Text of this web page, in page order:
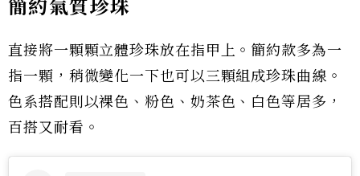
簡約氣質珍珠
直接將一顆顆立體珍珠放在指甲上。簡約款多為一
指一顆，稍微變化一下也可以三顆組成珍珠曲線。
色系搭配則以裸色、粉色、奶茶色、白色等居多，
百搭又耐看。